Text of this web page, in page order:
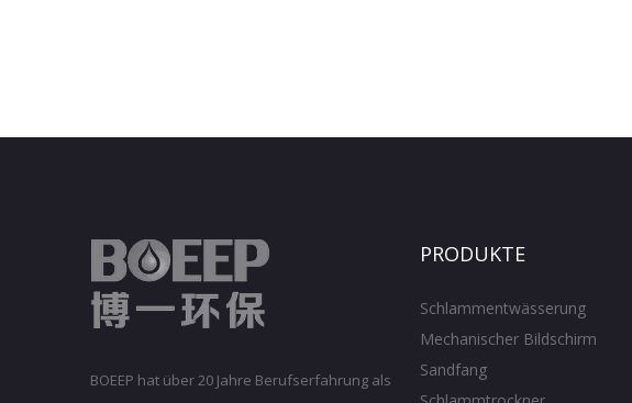
BOEEP hat über 20 Jahre Berufserfahrung als
PRODUKTE
Schlammentwässerung
Mechanischer Bildschirm
Sandfang